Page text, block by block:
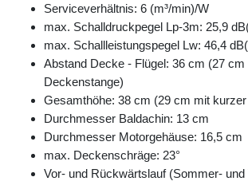
Serviceverhältnis: 6 (m³/min)/W
max. Schalldruckpegel Lp-3m: 25,9
max. Schallleistungspegel Lw: 46,4
Abstand Decke - Flügel: 36 cm (27
Deckenstange)
Gesamthöhe: 38 cm (29 cm mit
Durchmesser Baldachin: 13 cm
Durchmesser Motorgehäuse: 16,5 cm
max. Deckenschräge: 23°
Vor- und Rückwärtslauf (Sommer- und